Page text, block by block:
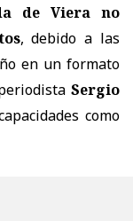
de Viera no
, debido a las
en un formato
Sergio
como